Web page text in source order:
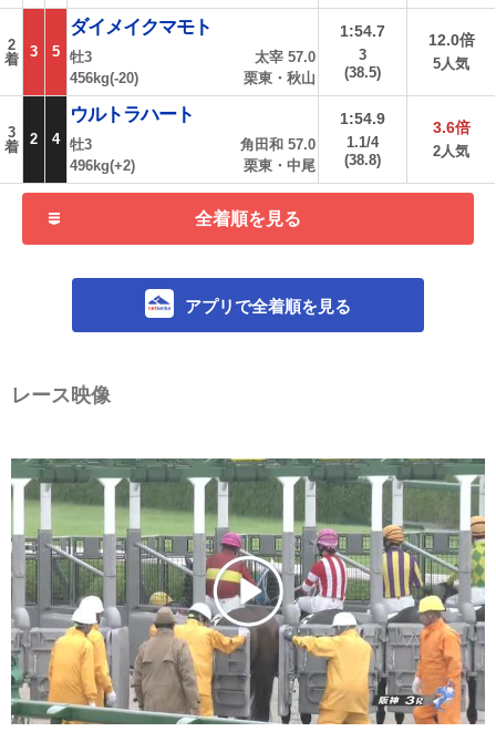
2
着
3 5
ダイメイクマモト
牡3
456kg(-20)
太宰 57.0
栗東・秋山
1:54.7
3
(38.5)
12.0倍
5人気
3
着
2 4
ウルトラハート
牡3
496kg(+2)
角田和 57.0
栗東・中尾
1:54.9
1.1/4
(38.8)
3.6倍
2人気
全着順を見る
アプリで全着順を見る
レース映像